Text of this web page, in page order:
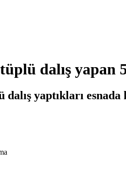
dalış yapan
yaptıkları